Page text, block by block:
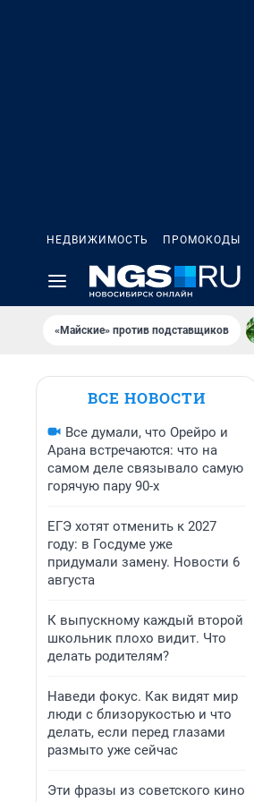
НЕДВИЖИМОСТЬ ПРОМОКОДЫ
«Майские» против подставщиков
ВСЕ НОВОСТИ
Все думали, что Орейро и
Арана встречаются: что на
самом деле связывало самую
горячую пару 90-х
ЕГЭ хотят отменить к 2027
году: в Госдуме уже
придумали замену. Новости 6
августа
К выпускному каждый второй
школьник плохо видит. Что
делать родителям?
Наведи фокус. Как видят мир
люди с близорукостью и что
делать, если перед глазами
размыто уже сейчас
Эти фразы из советского кино